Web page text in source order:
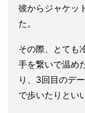
彼からジャケッ
た。
その際、とても
手を繋いで温め
り、3回目のデ
で歩いたりとい